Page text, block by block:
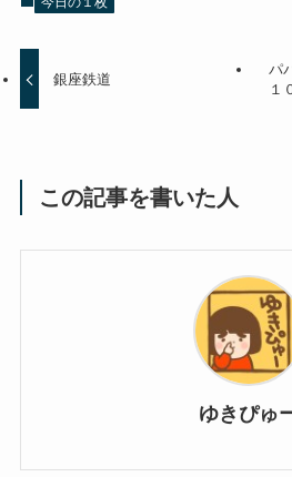
銀座鉄道
パ
１
この記事を書いた人
ゆきぴゅ